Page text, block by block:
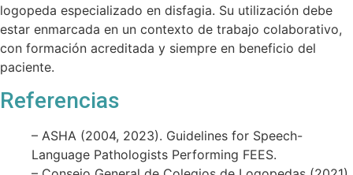
logopeda especializado en disfagia. Su utilización debe
estar enmarcada en un contexto de trabajo colaborativo,
con formación acreditada y siempre en beneficio del
paciente.
Referencias
– ASHA (2004, 2023). Guidelines for Speech-
Language Pathologists Performing FEES.